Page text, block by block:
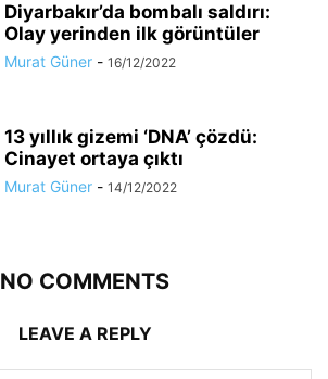
Diyarbakır’da bombalı saldırı:
Olay yerinden ilk görüntüler
Murat Güner - 16/12/2022
13 yıllık gizemi ‘DNA’ çözdü:
Cinayet ortaya çıktı
Murat Güner - 14/12/2022
NO COMMENTS
LEAVE A REPLY